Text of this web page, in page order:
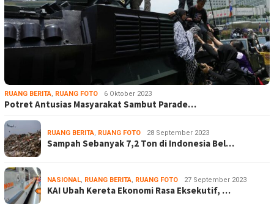
RUANG BERITA, RUANG FOTO 6 Oktober 2023
Potret Antusias Masyarakat Sambut Parade…
RUANG BERITA, RUANG FOTO 28 September 2023
Sampah Sebanyak 7,2 Ton di Indonesia Bel…
NASIONAL, RUANG BERITA, RUANG FOTO 27 September 2023
KAI Ubah Kereta Ekonomi Rasa Eksekutif, …